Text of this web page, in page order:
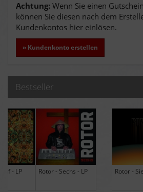
Achtung: Wenn Sie einen
können Sie diesen nach dem
Kundenkontos hier einlösen.
» Kundenkonto erstellen
Bestseller
Rotor - Sechs - LP Rotor - Sieben - LP